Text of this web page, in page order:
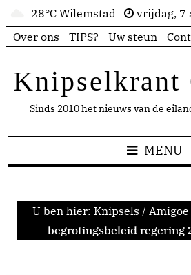
28°C Wilemstad
vrijdag, 7
Over ons
TIPS? Uw steun
Knipselkrant
Sinds 2010 het nieuws van de
MENU
U ben hier: Knipsels / Amigoe
begrotingsbeleid regering